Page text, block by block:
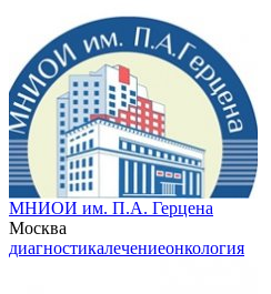
МНИОИ им. П.А. Герцена
Москва
диагностикалечениеонкология